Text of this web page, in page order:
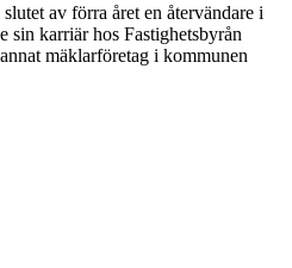
av förra året en återvändare i
sin karriär hos Fastighetsbyrån
mäklarföretag i kommunen